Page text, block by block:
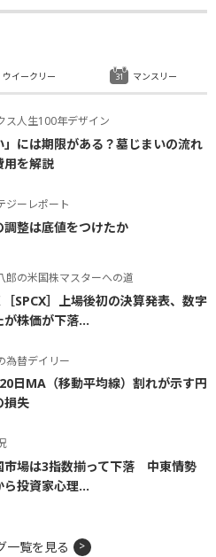
ス人生100年デザイン
」には期限がある？墓じまいの流れ
用を解説
ジーレポート
調整は底値をつけたか
郎の米国株マスターへの道
［SPCX］上場後初の決算発表、数字
が株価が下落...
為替デイリー
日MA（移動平均線）割れが示す円
損失
市場は3指数揃って下落 中東情勢
ら投資家心理...
ウイークリー マンスリー
一覧を見る